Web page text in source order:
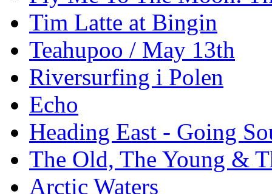
Tim Latte at Bingin
Teahupoo / May 13th
Riversurfing i Polen
Echo
Heading East - Going
The Old, The Young &
Arctic Waters